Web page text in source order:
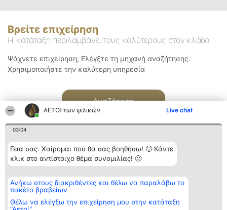
ΑΕΤΟΊ των ψιλικών Live chat
03:04
Γεια σας. Χαίρομαι που θα σας βοηθήσω! 🙂 Κάντε
κλικ στο αντίστοιχο θέμα συνομιλίας! 🙂
Ανήκω στους διακριθέντες και θέλω να παραλάβω το
πακέτο βραβείων
Θέλω να ελέγξω την επιχείρηση μου στην κατάταξη
Βρείτε επιχείρηση
Η κατάταξη περιλαμβάνει τους καλύτερους στον κλάδο
Ψάχνετε επιχείρηση; Ελέγξτε τη μηχανή αναζήτησης.
Χρησιμοποιήστε την καλύτερη υπηρεσία
Αναζήτηση
Διοργανωτής της
κατάταξης
BEAUTIFUL COMPANY
ΤΗΛ. ΕΠΙΚΟΙΝΩΝΙΑΣ:
Κατάταξη
Διακριθέντες
των
διακριθέντων
Επικοινωνία
Επικοινωνία